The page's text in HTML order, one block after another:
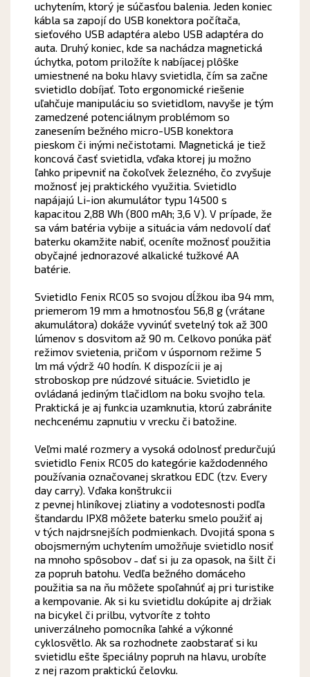
uchytením, ktorý je súčasťou balenia. Jeden koniec
kábla sa zapojí do USB konektora počítača,
sieťového USB adaptéra alebo USB adaptéra do
auta. Druhý koniec, kde sa nachádza magnetická
úchytka, potom priložíte k nabíjacej plôške
umiestnené na boku hlavy svietidla, čím sa začne
svietidlo dobíjať. Toto ergonomické riešenie
uľahčuje manipuláciu so svietidlom, navyše je tým
zamedzené potenciálnym problémom so
zanesením bežného micro-USB konektora
pieskom či inými nečistotami. Magnetická je tiež
koncová časť svietidla, vďaka ktorej ju možno
ľahko pripevniť na čokoľvek železného, čo zvyšuje
možnosť jej praktického využitia. Svietidlo
napájajú Li-ion akumulátor typu 14500 s
kapacitou 2,88 Wh (800 mAh; 3,6 V). V prípade, že
sa vám batéria vybije a situácia vám nedovolí dať
baterku okamžite nabiť, oceníte možnosť použitia
obyčajné jednorazové alkalické tužkové AA
batérie.
Svietidlo Fenix RC05 so svojou dĺžkou iba 94 mm,
priemerom 19 mm a hmotnosťou 56,8 g (vrátane
akumulátora) dokáže vyvinúť svetelný tok až 300
lúmenov s dosvitom až 90 m. Celkovo ponúka päť
režimov svietenia, pričom v úspornom režime 5
lm má výdrž 40 hodín. K dispozícii je aj
stroboskop pre núdzové situácie. Svietidlo je
ovládaná jediným tlačidlom na boku svojho tela.
Praktická je aj funkcia uzamknutia, ktorú zabránite
nechcenému zapnutiu v vrecku či batožine.
Veľmi malé rozmery a vysoká odolnosť predurčujú
svietidlo Fenix RC05 do kategórie každodenného
používania označovanej skratkou EDC (tzv. Every
day carry). Vďaka konštrukcii
z pevnej hliníkovej zliatiny a vodotesnosti podľa
štandardu IPX8 môžete baterku smelo použiť aj
v tých najdrsnejších podmienkach. Dvojitá spona s
obojsmerným uchytením umožňuje svietidlo nosiť
na mnoho spôsobov ˗ dať si ju za opasok, na šilt či
za popruh batohu. Vedľa bežného domáceho
použitia sa na ňu môžete spoľahnúť aj pri turistike
a kempovanie. Ak si ku svietidlu dokúpite aj držiak
na bicykel či prilbu, vytvoríte z tohto
univerzálneho pomocníka ľahké a výkonné
cyklosvětlo. Ak sa rozhodnete zaobstarať si ku
svietidlu ešte špeciálny popruh na hlavu, urobíte
z nej razom praktickú čelovku.